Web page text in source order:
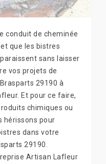
conduit de cheminée
que les bistres
sans laisser
vos projets de
29190 à
Et pour ce faire,
chimiques ou
hérissons pour
dans votre
29190.
Artisan Lafleur